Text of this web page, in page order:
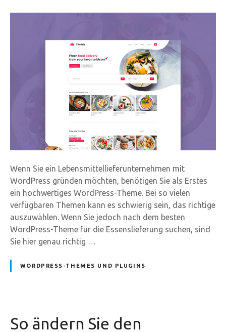
Wenn Sie ein Lebensmittellieferunternehmen mit
WordPress gründen möchten, benötigen Sie als Erstes
ein hochwertiges WordPress-Theme. Bei so vielen
verfügbaren Themen kann es schwierig sein, das richtige
auszuwählen. Wenn Sie jedoch nach dem besten
WordPress-Theme für die Essenslieferung suchen, sind
Sie hier genau richtig …
WORDPRESS-THEMES UND PLUGINS
So ändern Sie den